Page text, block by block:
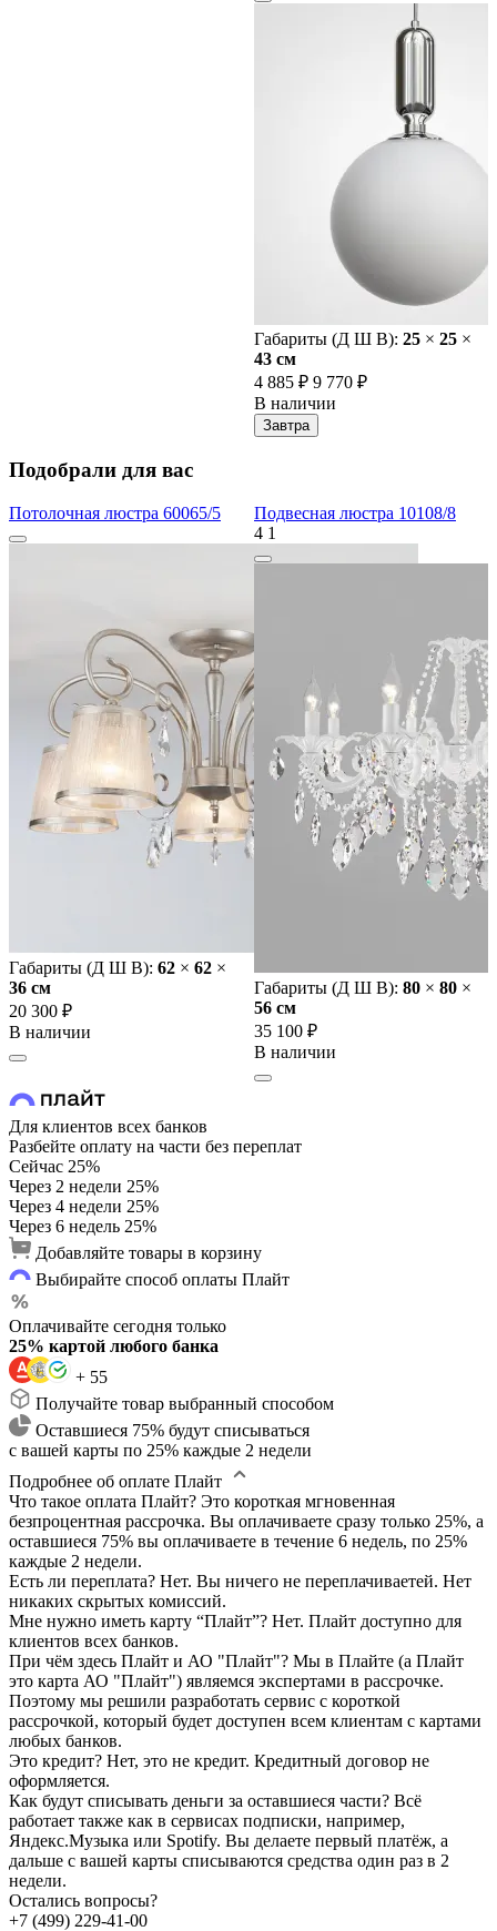
Габариты (Д Ш В): 25 × 25 ×
43 cм
4 885 ₽ 9 770 ₽
В наличии
Завтра
Подобрали для вас
Потолочная люстра 60065/5
Габариты (Д Ш В): 62 × 62 ×
36 cм
20 300 ₽
В наличии
Подвесная люстра 10108/8
4 1
Габариты (Д Ш В): 80 × 80 ×
56 cм
35 100 ₽
В наличии
Для клиентов всех банков
Разбейте оплату на части без переплат
Сейчас 25%
Через 2 недели 25%
Через 4 недели 25%
Через 6 недель 25%
Добавляйте товары в корзину
Выбирайте способ оплаты Плайт
Оплачивайте сегодня только
25% картой любого банка
+ 55
Получайте товар выбранный способом
Оставшиеся 75% будут списываться
с вашей карты по 25% каждые 2 недели
Подробнее об оплате Плайт
Что такое оплата Плайт? Это короткая мгновенная
безпроцентная рассрочка. Вы оплачиваете сразу только 25%, а
оставшиеся 75% вы оплачиваете в течение 6 недель, по 25%
каждые 2 недели.
Есть ли переплата? Нет. Вы ничего не переплачиваетей. Нет
никаких скрытых комиссий.
Мне нужно иметь карту “Плайт”? Нет. Плайт доступно для
клиентов всех банков.
При чём здесь Плайт и АО "Плайт"? Мы в Плайте (а Плайт
это карта АО "Плайт") являемся экспертами в рассрочке.
Поэтому мы решили разработать сервис с короткой
рассрочкой, который будет доступен всем клиентам с картами
любых банков.
Это кредит? Нет, это не кредит. Кредитный договор не
оформляется.
Как будут списывать деньги за оставшиеся части? Всё
работает также как в сервисах подписки, например,
Яндекс.Музыка или Spotify. Вы делаете первый платёж, а
дальше с вашей карты списываются средства один раз в 2
недели.
Остались вопросы?
+7 (499) 229-41-00